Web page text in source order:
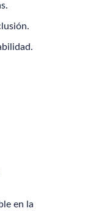
en la